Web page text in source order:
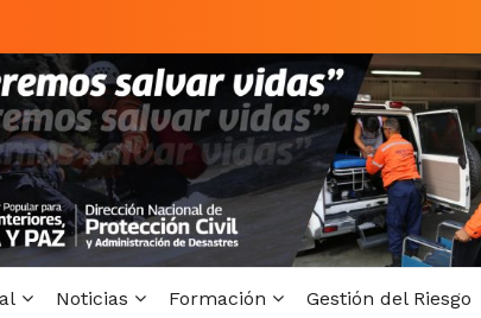
Noticias Formación Gestión del Riesgo